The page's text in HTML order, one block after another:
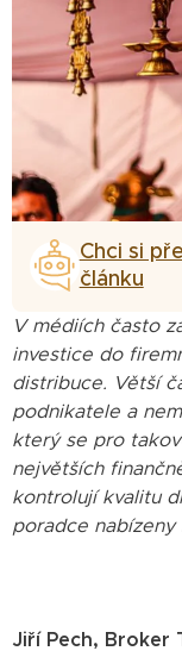
Chci si
článku
V médiích často
investice do
distribuce. Větší
podnikatele a
který se pro
největších
kontrolují kvalitu
poradce nabízeny
Jiří Pech, Broker